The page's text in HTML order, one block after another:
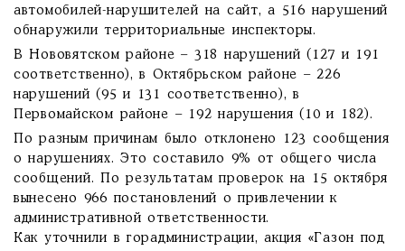
автомобилей-нарушителей на сайт, а 516 нарушений
обнаружили территориальные инспекторы.
В Нововятском районе – 318 нарушений (127 и 191
соответственно), в Октябрьском районе – 226
нарушений (95 и 131 соответственно), в
Первомайском районе – 192 нарушения (10 и 182).
По разным причинам было отклонено 123 сообщения
о нарушениях. Это составило 9% от общего числа
сообщений. По результатам проверок на 15 октября
вынесено 966 постановлений о привлечении к
административной ответственности.
Как уточнили в горадминистрации, акция «Газон под